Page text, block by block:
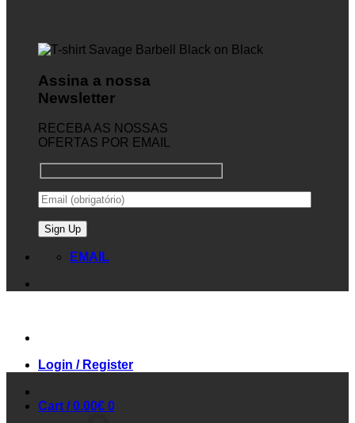
Assina a nossa
Newsletter
RECEBA AS NOSSAS
OFERTAS POR EMAIL
EMAIL
Login / Register
Cart /0.00€ 0